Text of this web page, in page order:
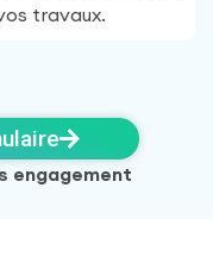
travaux.
engagement